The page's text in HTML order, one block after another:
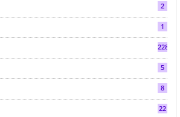
2
1
2286
5
8
22